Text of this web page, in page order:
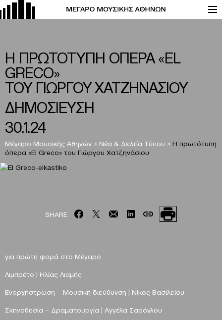
H ΠΡΩΤΟΤΥΠΗ ΟΠΕΡΑ «EL
GRECO»
ΤΟΥ ΓΙΩΡΓΟΥ ΧΑΤΖΗΝΑΣΙΟΥ
ΔΗΜΟΣΙΕΥΣΗ
30.1.24
Μέγαρο Μουσικής Αθηνών > Νέα & Δελτία Τύπου > H πρωτότυπη
όπερα «El Greco» του Γιώργου Χατζηνάσιου
SHARE
για πρώτη φορά στο Μέγαρο
Λιμπρέτο | Ηλίας Λιαμής
Ενορχήστρωση – Μουσική διεύθυνση | Νίκος Βασιλείου
Σκηνοθεσία – Δραματουργία | Αγγέλα Σαρόγλου